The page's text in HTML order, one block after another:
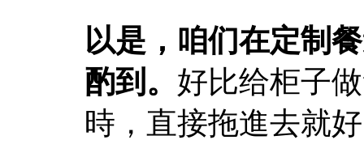
以是，咱们在定制
酌到。 好比给柜子
時，直接拖進去就